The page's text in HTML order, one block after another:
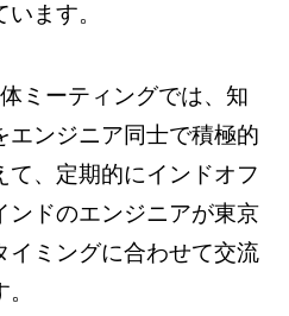
ます。
ミーティングでは、知
エンジニア同士で積極的
て、定期的にインドオフ
ンドのエンジニアが東京
イミングに合わせて交流